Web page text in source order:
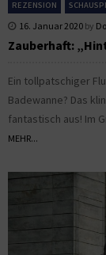
REZENSION
16. Januar 2020 by
Zauberhaft:
Ein tollpatschiger
Badewanne? Das
fantastisch aus! Im
MEHR...